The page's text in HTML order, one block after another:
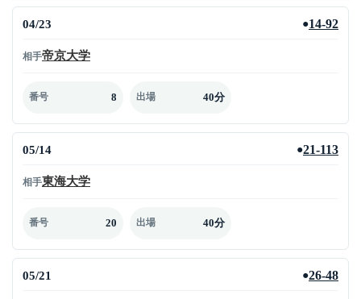
04/23 ●14-92
相手帝京大学
番号 8 出場 40分
05/14 ●21-113
相手東海大学
番号 20 出場 40分
05/21 ●26-48